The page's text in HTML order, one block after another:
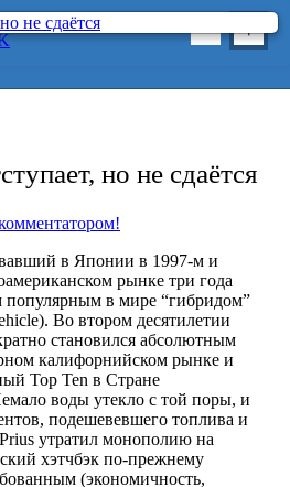
но не сдаётся
в Японии в 1997-м и
рынке три года
популярным в мире “гибридом”
Во втором десятилетии
становился абсолютным
калифорнийском рынке и
Top Ten в Стране
воды утекло с той поры, и
подешевевшего топлива и
утратил монополию на
хэтчбэк по-прежнему
(экономичность,